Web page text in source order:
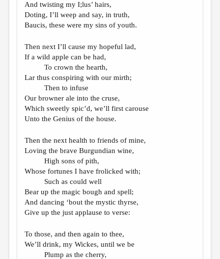
And twisting my I;lus’ hairs,
Doting, I’ll weep and say, in truth,
Baucis, these were my sins of youth.
Then next I’ll cause my hopeful lad,
If a wild apple can be had,
To crown the hearth,
Lar thus conspiring with our mirth;
Then to infuse
Our browner ale into the cruse,
Which sweetly spic’d, we’ll first carouse
Unto the Genius of the house.
Then the next health to friends of mine,
Loving the brave Burgundian wine,
High sons of pith,
Whose fortunes I have frolicked with;
Such as could well
Bear up the magic bough and spell;
And dancing ‘bout the mystic thyrse,
Give up the just applause to verse:
To those, and then again to thee,
We’ll drink, my Wickes, until we be
Plump as the cherry,